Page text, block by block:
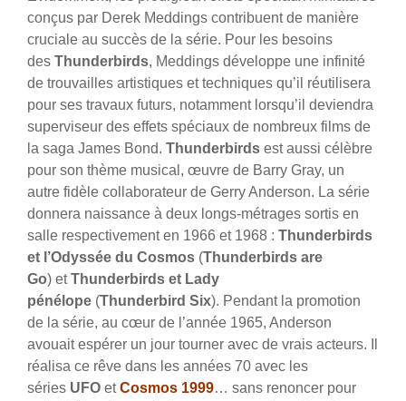
conçus par Derek Meddings contribuent de manière
cruciale au succès de la série. Pour les besoins
des Thunderbirds, Meddings développe une infinité
de trouvailles artistiques et techniques qu’il réutilisera
pour ses travaux futurs, notamment lorsqu’il deviendra
superviseur des effets spéciaux de nombreux films de
la saga James Bond. Thunderbirds est aussi célèbre
pour son thème musical, œuvre de Barry Gray, un
autre fidèle collaborateur de Gerry Anderson. La série
donnera naissance à deux longs-métrages sortis en
salle respectivement en 1966 et 1968 : Thunderbirds
et l’Odyssée du Cosmos (Thunderbirds are
Go) etThunderbirds et Lady
pénélope (Thunderbird Six). Pendant la promotion
de la série, au cœur de l’année 1965, Anderson
avouait espérer un jour tourner avec de vrais acteurs. Il
réalisa ce rêve dans les années 70 avec les
séries UFO etCosmos 1999… sans renoncer pour